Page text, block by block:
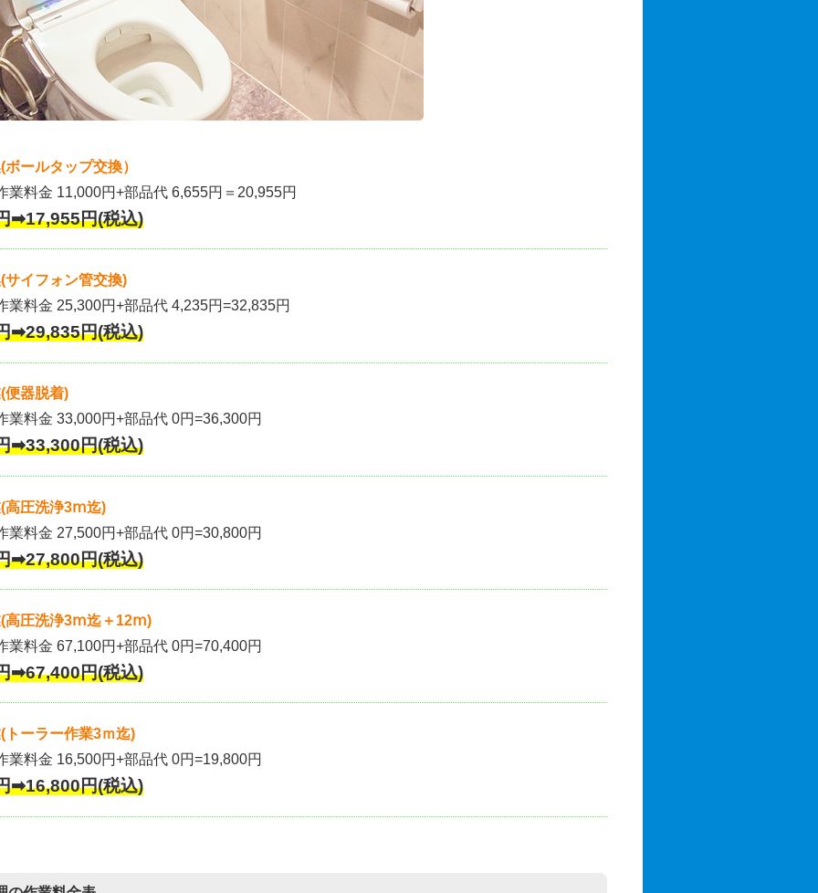
ールタップ交換）
業料金 11,000円+部品代 6,655円＝20,955円
➡17,955円(税込)
サイフォン管交換)
業料金 25,300円+部品代 4,235円=32,835円
➡29,835円(税込)
便器脱着)
業料金 33,000円+部品代 0円=36,300円
➡33,300円(税込)
高圧洗浄3ⅿ迄)
業料金 27,500円+部品代 0円=30,800円
➡27,800円(税込)
(高圧洗浄3ⅿ迄＋12ⅿ)
業料金 67,100円+部品代 0円=70,400円
➡67,400円(税込)
トーラー作業3ｍ迄)
業料金 16,500円+部品代 0円=19,800円
➡16,800円(税込)